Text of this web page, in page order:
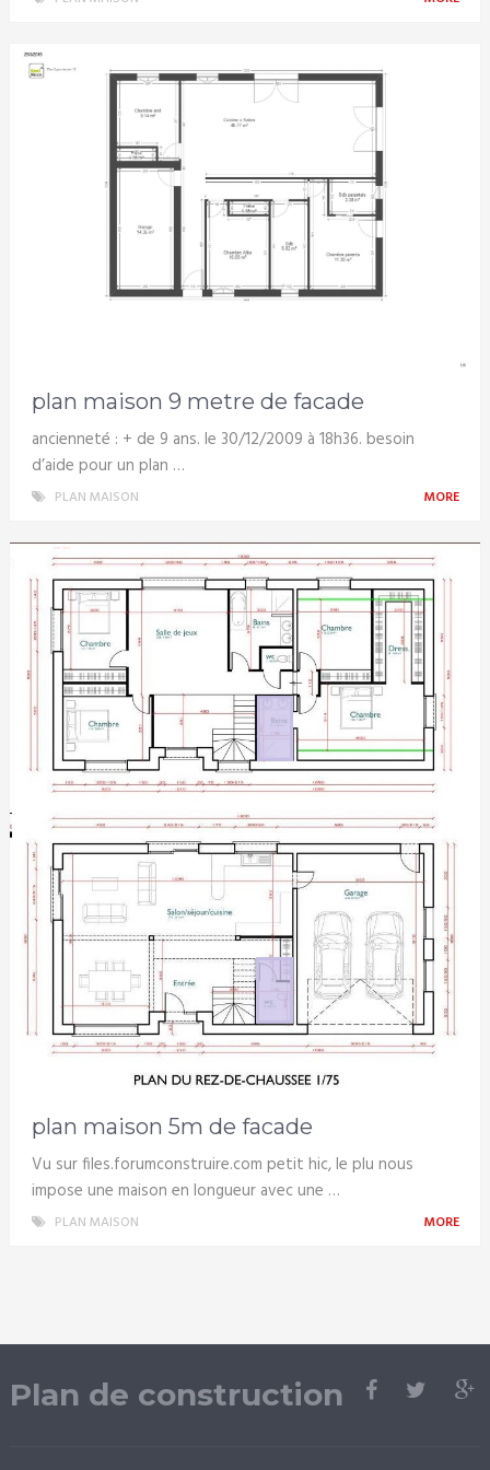
plan maison 9 metre de facade
ancienneté : + de 9 ans. le 30/12/2009 à 18h36. besoin
d’aide pour un plan …
PLAN MAISON MORE
plan maison 5m de facade
Vu sur files.forumconstruire.com petit hic, le plu nous
impose une maison en longueur avec une …
PLAN MAISON MORE
Plan de construction